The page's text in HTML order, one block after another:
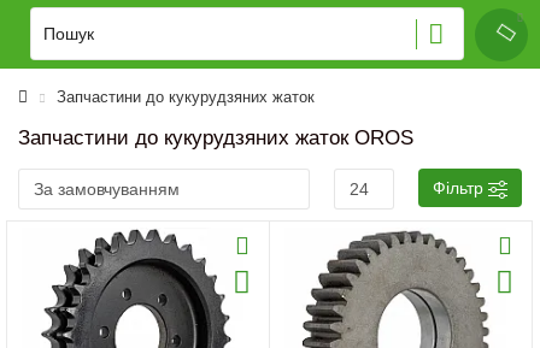
Запчастини до кукурудзяних жаток
Запчастини до кукурудзяних жаток OROS
Фільтр